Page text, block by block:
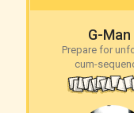
G-Man
Prepare for
cum-